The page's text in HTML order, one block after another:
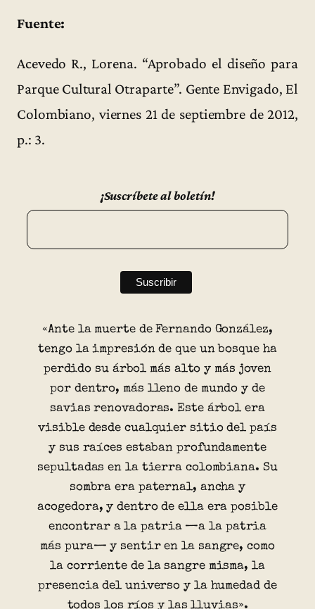
Fuente:
Acevedo R., Lorena. “Aprobado el diseño para
Parque Cultural Otraparte”. Gente Envigado, El
Colombiano, viernes 21 de septiembre de 2012,
p.: 3.
¡Suscríbete al boletín!
«Ante la muerte de Fernando González,
tengo la impresión de que un bosque ha
perdido su árbol más alto y más joven
por dentro, más lleno de mundo y de
savias renovadoras. Este árbol era
visible desde cualquier sitio del país
y sus raíces estaban profundamente
sepultadas en la tierra colombiana. Su
sombra era paternal, ancha y
acogedora, y dentro de ella era posible
encontrar a la patria —a la patria
más pura— y sentir en la sangre, como
la corriente de la sangre misma, la
presencia del universo y la humedad de
todos los ríos y las lluvias».